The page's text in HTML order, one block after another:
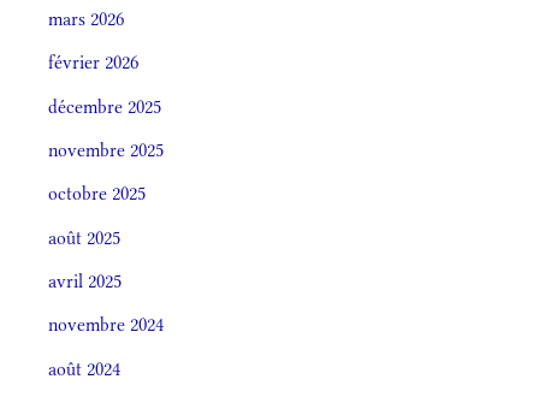
mars 2026
février 2026
décembre 2025
novembre 2025
octobre 2025
août 2025
avril 2025
novembre 2024
août 2024